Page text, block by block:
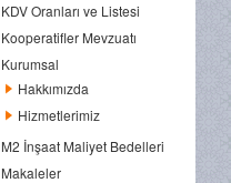
KDV Oranları ve Listesi
Kooperatifler Mevzuatı
Kurumsal
Hakkımızda
Hizmetlerimiz
M2 İnşaat Maliyet Bedelleri
Makaleler